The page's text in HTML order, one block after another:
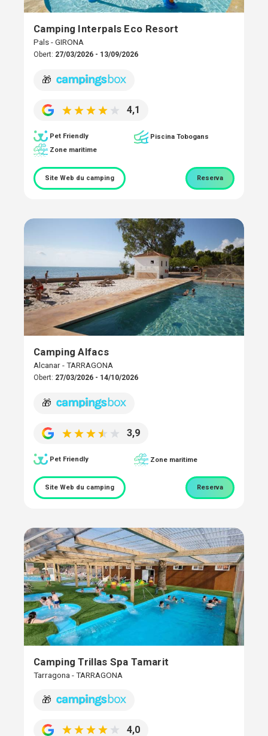
Camping Interpals Eco Resort
Pals - GIRONA
Obert: 27/03/2026 - 13/09/2026
🎁
4,1
Pet Friendly
Piscina Tobogans
Zone maritime
Site Web du camping Reserva
Camping Alfacs
Alcanar - TARRAGONA
Obert: 27/03/2026 - 14/10/2026
🎁
3,9
Pet Friendly Zone maritime
Site Web du camping Reserva
Camping Trillas Spa Tamarit
Tarragona - TARRAGONA
🎁
4,0